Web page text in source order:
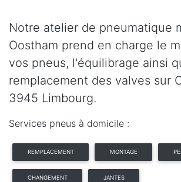
Notre atelier de pneumatique
Oostham prend en charge le
vos pneus, l'équilibrage ainsi
remplacement des valves sur
3945 Limbourg.
Services pneus à domicile :
REMPLACEMENT MONTAGE
CHANGEMENT JANTES